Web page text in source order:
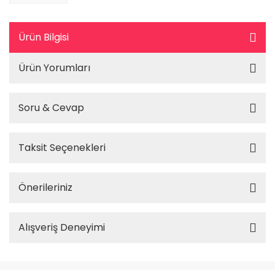
Ürün Bilgisi
Ürün Yorumları
Soru & Cevap
Taksit Seçenekleri
Önerileriniz
Alışveriş Deneyimi